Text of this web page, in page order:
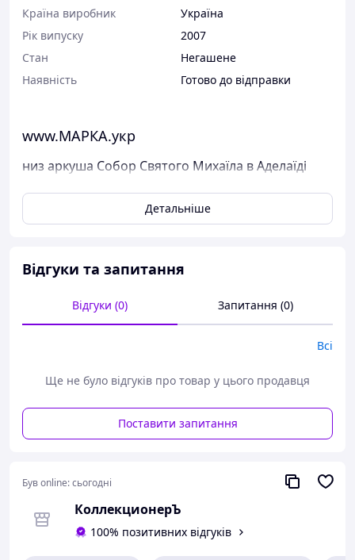
Країна виробник
Україна
Рік випуску
2007
Стан
Негашене
Наявність
Готово до відправки
www.МАРКА.укр
низ аркуша Собор Святого Михаїла в Аделаїді
Поштові марки України
Перед відправкою ми надійно упаковуємо марки у
пересиланні.
Дивіться тут всі наявні марки Пошти України.
- Післяплата Нової Пошти;
- На розрахунковий рахунок ФОПа по IBAN;
- Кредитною карткою Visa/Mastercard.
Варіанти доставки:
- Укрпошта.
Детальніше
Відгуки та запитання
Відгуки (0) Запитання (0)
Всі
Ще не було відгуків про товар у цього продавця
Поставити запитання
Був online:сьогодні
КоллекционерЪ
100% позитивних відгуків